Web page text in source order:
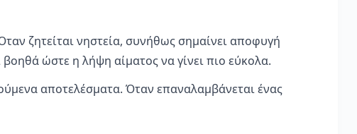
ζητείται νηστεία, συνήθως σημαίνει αποφυγή
ώστε η λήψη αίματος να γίνει πιο εύκολα.
αποτελέσματα. Όταν επαναλαμβάνεται ένας